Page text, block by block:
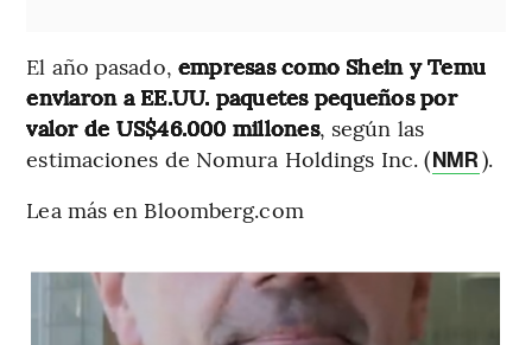
El año pasado, empresas como Shein y Temu
enviaron a EE.UU. paquetes pequeños por
valor de US$46.000 millones, según las
estimaciones de Nomura Holdings Inc. (NMR).
Lea más en Bloomberg.com